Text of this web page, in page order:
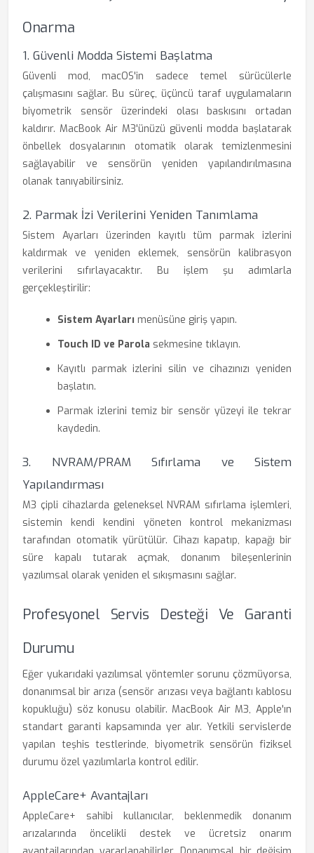
Onarma
1. Güvenli Modda Sistemi Başlatma
Güvenli mod, macOS'in sadece temel sürücülerle
çalışmasını sağlar. Bu süreç, üçüncü taraf uygulamaların
biyometrik sensör üzerindeki olası baskısını ortadan
kaldırır. MacBook Air M3'ünüzü güvenli modda başlatarak
önbellek dosyalarının otomatik olarak temizlenmesini
sağlayabilir ve sensörün yeniden yapılandırılmasına
olanak tanıyabilirsiniz.
2. Parmak İzi Verilerini Yeniden Tanımlama
Sistem Ayarları üzerinden kayıtlı tüm parmak izlerini
kaldırmak ve yeniden eklemek, sensörün kalibrasyon
verilerini sıfırlayacaktır. Bu işlem şu adımlarla
gerçekleştirilir:
Sistem Ayarları menüsüne giriş yapın.
Touch ID ve Parola sekmesine tıklayın.
Kayıtlı parmak izlerini silin ve cihazınızı yeniden
başlatın.
Parmak izlerini temiz bir sensör yüzeyi ile tekrar
kaydedin.
3. NVRAM/PRAM Sıfırlama ve Sistem
Yapılandırması
M3 çipli cihazlarda geleneksel NVRAM sıfırlama işlemleri,
sistemin kendi kendini yöneten kontrol mekanizması
tarafından otomatik yürütülür. Cihazı kapatıp, kapağı bir
süre kapalı tutarak açmak, donanım bileşenlerinin
yazılımsal olarak yeniden el sıkışmasını sağlar.
Profesyonel Servis Desteği Ve Garanti
Durumu
Eğer yukarıdaki yazılımsal yöntemler sorunu çözmüyorsa,
donanımsal bir arıza (sensör arızası veya bağlantı kablosu
kopukluğu) söz konusu olabilir. MacBook Air M3, Apple'ın
standart garanti kapsamında yer alır. Yetkili servislerde
yapılan teşhis testlerinde, biyometrik sensörün fiziksel
durumu özel yazılımlarla kontrol edilir.
AppleCare+ Avantajları
AppleCare+ sahibi kullanıcılar, beklenmedik donanım
arızalarında öncelikli destek ve ücretsiz onarım